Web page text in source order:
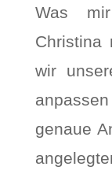
Was
Christina
wir
genaue